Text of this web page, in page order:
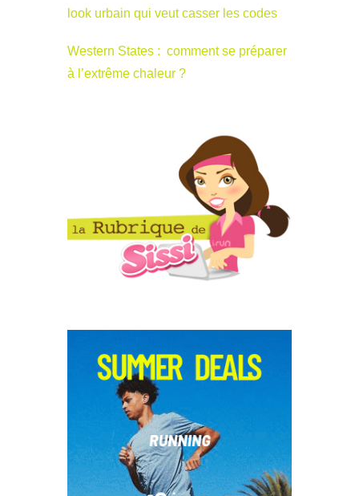
look urbain qui veut casser les codes
Western States : comment se préparer
à l’extrême chaleur ?